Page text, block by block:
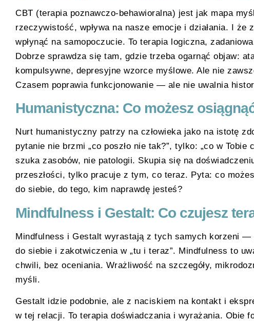
CBT (terapia poznawczo-behawioralna) jest jak mapa
rzeczywistość, wpływa na nasze emocje i działania. I że
wpłynąć na samopoczucie. To terapia logiczna,
Dobrze sprawdza się tam, gdzie trzeba ogarnąć objaw:
kompulsywne, depresyjne wzorce myślowe. Ale nie
Czasem poprawia funkcjonowanie — ale nie uwalnia
Humanistyczna: Co możesz
Nurt humanistyczny patrzy na człowieka jako na istotę
pytanie nie brzmi „co poszło nie tak?”, tylko: „co w
szuka zasobów, nie patologii. Skupia się na
przeszłości, tylko pracuje z tym, co teraz. Pyta: co
do siebie, do tego, kim naprawdę jesteś?
Mindfulness i Gestalt: Co czujesz
Mindfulness i Gestalt wyrastają z tych samych korzeni
do siebie i zakotwiczenia w „tu i teraz”. Mindfulness to
chwili, bez oceniania. Wrażliwość na szczegóły,
myśli.
Gestalt idzie podobnie, ale z naciskiem na kontakt i
w tej relacji. To terapia doświadczania i wyrażania. Obie